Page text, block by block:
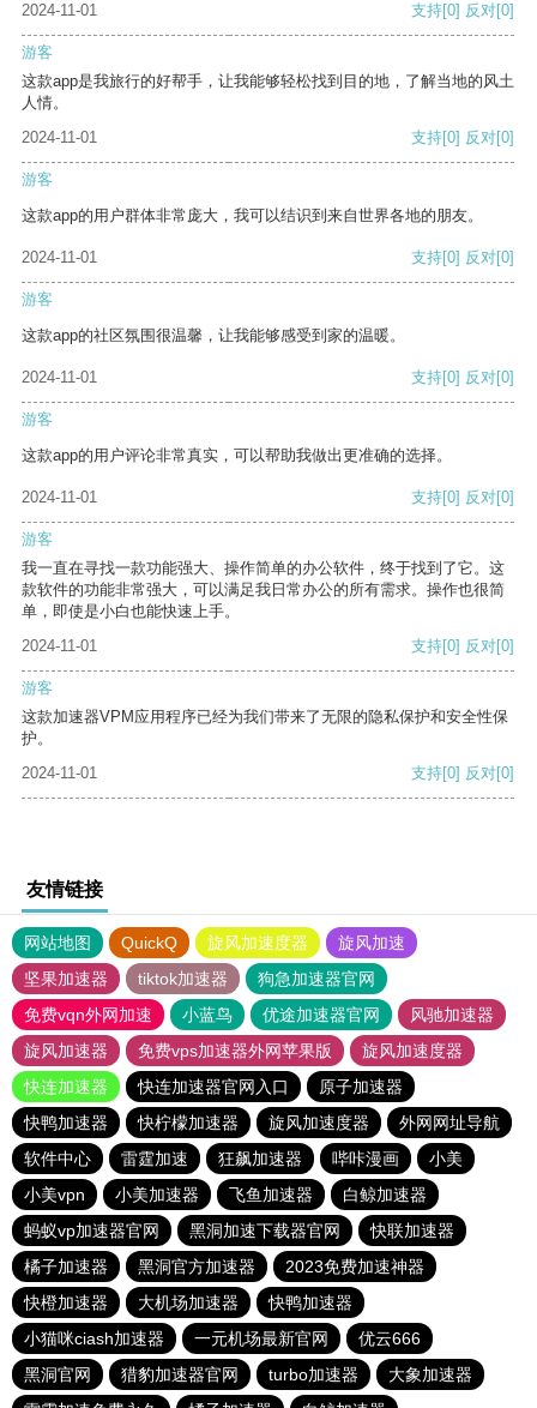
2024-11-01 支持[0] 反对[0]
游客
这款app是我旅行的好帮手，让我能够轻松找到目的地，了解当地的风土
人情。
2024-11-01
支持[0] 反对[0]
游客
这款app的用户群体非常庞大，我可以结识到来自世界各地的朋友。
2024-11-01 支持[0] 反对[0]
游客
这款app的社区氛围很温馨，让我能够感受到家的温暖。
2024-11-01 支持[0] 反对[0]
游客
这款app的用户评论非常真实，可以帮助我做出更准确的选择。
2024-11-01 支持[0] 反对[0]
游客
我一直在寻找一款功能强大、操作简单的办公软件，终于找到了它。这
款软件的功能非常强大，可以满足我日常办公的所有需求。操作也很简
单，即使是小白也能快速上手。
2024-11-01
支持[0] 反对[0]
游客
这款加速器VPM应用程序已经为我们带来了无限的隐私保护和安全性保
护。
2024-11-01
支持[0] 反对[0]
友情链接
网站地图 QuickQ 旋风加速度器
旋风加速
坚果加速器
tiktok加速器
狗急加速器官网
免费vqn外网加速
小蓝鸟 优途加速器官网
风驰加速器
旋风加速器
免费vps加速器外网苹果版
旋风加速度器
快连加速器
快连加速器官网入口
原子加速器
快鸭加速器
快柠檬加速器 旋风加速度器
外网网址导航
软件中心
雷霆加速 狂飙加速器 哔咔漫画
小美
小美vpn
小美加速器 飞鱼加速器
白鲸加速器
蚂蚁vp加速器官网
黑洞加速下载器官网
快联加速器
橘子加速器
黑洞官方加速器
2023免费加速神器
快橙加速器
大机场加速器
快鸭加速器
小猫咪ciash加速器
一元机场最新官网
优云666
黑洞官网
猎豹加速器官网 turbo加速器
大象加速器